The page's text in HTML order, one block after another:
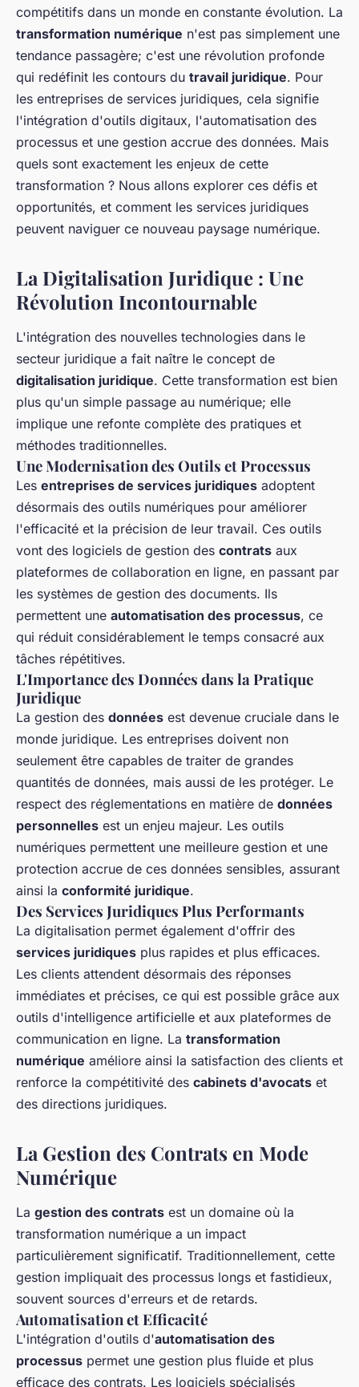
compétitifs dans un monde en constante évolution. La
transformation numérique n'est pas simplement une
tendance passagère; c'est une révolution profonde
qui redéfinit les contours du travail juridique. Pour
les entreprises de services juridiques, cela signifie
l'intégration d'outils digitaux, l'automatisation des
processus et une gestion accrue des données. Mais
quels sont exactement les enjeux de cette
transformation ? Nous allons explorer ces défis et
opportunités, et comment les services juridiques
peuvent naviguer ce nouveau paysage numérique.
La Digitalisation Juridique : Une
Révolution Incontournable
L'intégration des nouvelles technologies dans le
secteur juridique a fait naître le concept de
digitalisation juridique. Cette transformation est bien
plus qu'un simple passage au numérique; elle
implique une refonte complète des pratiques et
méthodes traditionnelles.
Une Modernisation des Outils et Processus
Les entreprises de services juridiques adoptent
désormais des outils numériques pour améliorer
l'efficacité et la précision de leur travail. Ces outils
vont des logiciels de gestion des contrats aux
plateformes de collaboration en ligne, en passant par
les systèmes de gestion des documents. Ils
permettent une automatisation des processus, ce
qui réduit considérablement le temps consacré aux
tâches répétitives.
L'Importance des Données dans la Pratique
Juridique
La gestion des données est devenue cruciale dans le
monde juridique. Les entreprises doivent non
seulement être capables de traiter de grandes
quantités de données, mais aussi de les protéger. Le
respect des réglementations en matière de données
personnelles est un enjeu majeur. Les outils
numériques permettent une meilleure gestion et une
protection accrue de ces données sensibles, assurant
ainsi la conformité juridique.
Des Services Juridiques Plus Performants
La digitalisation permet également d'offrir des
services juridiques plus rapides et plus efficaces.
Les clients attendent désormais des réponses
immédiates et précises, ce qui est possible grâce aux
outils d'intelligence artificielle et aux plateformes de
communication en ligne. La transformation
numérique améliore ainsi la satisfaction des clients et
renforce la compétitivité des cabinets d'avocats et
des directions juridiques.
La Gestion des Contrats en Mode
Numérique
La gestion des contrats est un domaine où la
transformation numérique a un impact
particulièrement significatif. Traditionnellement, cette
gestion impliquait des processus longs et fastidieux,
souvent sources d'erreurs et de retards.
Automatisation et Efficacité
L'intégration d'outils d'automatisation des
processus permet une gestion plus fluide et plus
efficace des contrats. Les logiciels spécialisés